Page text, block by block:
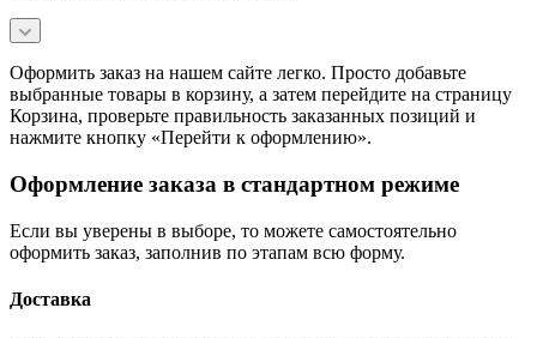
Оформить заказ на нашем сайте легко. Просто добавьте
выбранные товары в корзину, а затем перейдите на страницу
Корзина, проверьте правильность заказанных позиций и
нажмите кнопку «Перейти к оформлению».
Оформление заказа в стандартном режиме
Если вы уверены в выборе, то можете самостоятельно
оформить заказ, заполнив по этапам всю форму.
Доставка